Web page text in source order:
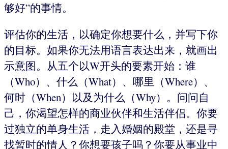
够好”的事情。
评估你的生活，以确定你想要什么，并写下你
的目标。如果你无法用语言表达出来，就画出
示意图。从五个以W开头的要素开始：谁
（Who）、什么（What）、哪里（Where）、
何时（When）以及为什么（Why）。问问自
己，你渴望怎样的商业伙伴和生活伴侣。你要
过独立的单身生活，走入婚姻的殿堂，还是寻
找暂时的情人？你想要孩子吗？你要从事业中